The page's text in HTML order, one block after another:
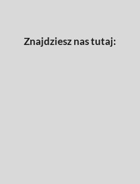
Znajdziesz nas tutaj: